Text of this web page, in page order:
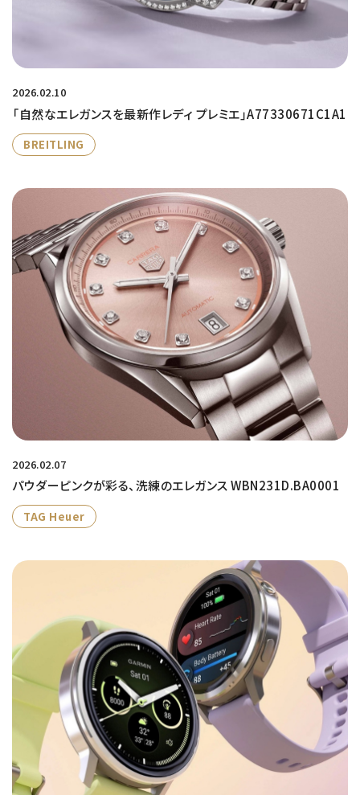
2026.02.10
「自然なエレガンスを最新作レディ プレミエ」A77330671C1A1
BREITLING
2026.02.07
パウダーピンクが彩る、洗練のエレガンス WBN231D.BA0001
TAG Heuer